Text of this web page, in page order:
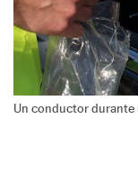
Un conductor durante